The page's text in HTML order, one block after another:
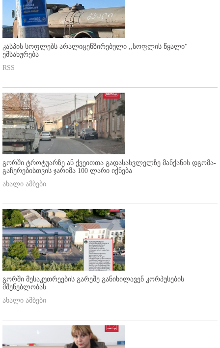
კასპის სოფლებს არალიცენზირებული ,,სოფლის წყალი"
ემსახურება
RSS
გორში ტროტუარზე ან ქვეითთა გადასასვლელზე მანქანის დგომა-
გაჩერებისთვის ჯარიმა 100 ლარი იქნება
ახალი ამბები
გორში მესაკუთრეების გარეშე განიხილავენ კორპუსების
მშენებლობას
ახალი ამბები